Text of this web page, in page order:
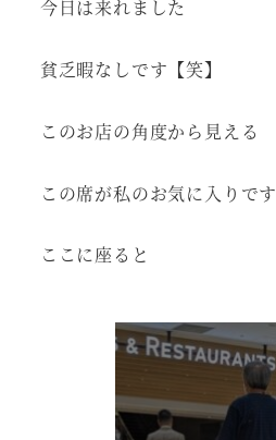
今日は来れました
貧乏暇なしです【笑】
このお店の角度から見える
この席が私のお気に入りです
ここに座ると